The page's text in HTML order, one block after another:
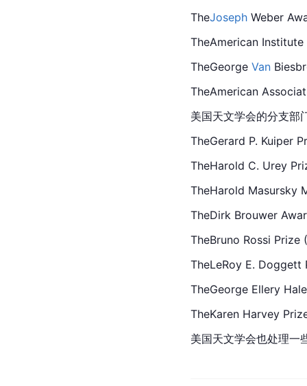
TheJoseph Weber
TheAmerican Institute
TheGeorge Van
TheAmerican
美国天文学会的分支部
TheGerard P. Kuiper
TheHarold C. Urey
TheHarold Masursky
TheDirk Brouwer
TheBruno Rossi Prize
TheLeRoy E. Doggett
TheGeorge Ellery
TheKaren Harvey
美国天文学会也处理一